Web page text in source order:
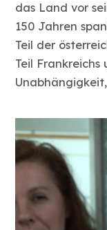
das Land vor
150 Jahren
Teil der
Teil Frankreichs